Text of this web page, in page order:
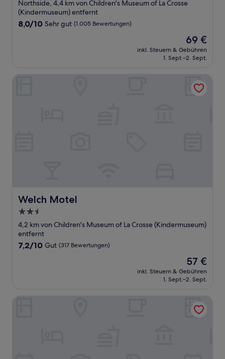
Unterkunft
Northside, 4,4 km von Children's Museum of La Crosse
(Kindermuseum) entfernt
8.0
Bewertungen)
8,0/10 Sehr gut (1.005 Bewertungen)
Der
Preis
beträgt
69 €
inkl. Steuern & Gebühren
1. Sept.–2. Sept.
Welch Motel
Welch Motel
2.5-
Sterne-
Unterkunft
4,2 km von Children's Museum of La Crosse (Kindermuseum)
entfernt
7.2
7,2/10 Gut (317 Bewertungen)
Der
Preis
beträgt
57 €
inkl. Steuern & Gebühren
1. Sept.–2. Sept.